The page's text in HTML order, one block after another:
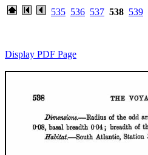
535 536 537 538 539
Display PDF Page